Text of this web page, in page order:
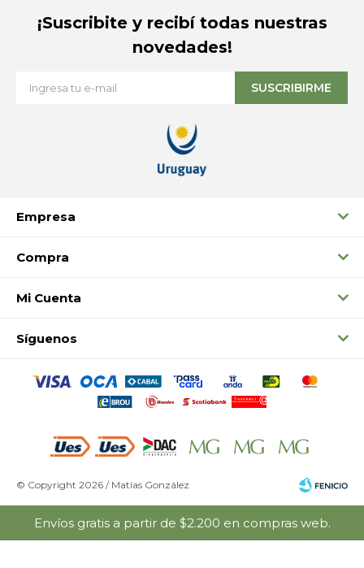
Empresa
Compra
Mi Cuenta
Síguenos
¡Suscribite y recibí todas nuestras
novedades!
SUSCRIBIRME
© Copyright 2026 / Matías González
Envíos gratis a partir de $2.200 en compras web.